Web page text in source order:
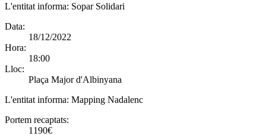
L'entitat informa: Sopar Solidari
Data:
18/12/2022
Hora:
18:00
Lloc:
Plaça Major d'Albinyana
L'entitat informa: Mapping Nadalenc
Portem recaptats:
1190€